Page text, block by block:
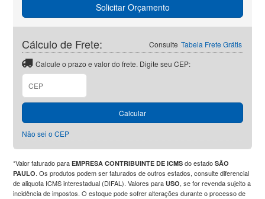
Solicitar Orçamento
Consulte Tabela Frete Grátis
Cálculo de Frete:
Calcule o prazo e valor do frete. Digite seu CEP:
CEP
Calcular
Não sei o CEP
*Valor faturado paraEMPRESA CONTRIBUINTE DE ICMS do estadoSÃO
PAULO. Os produtos podem ser faturados de outros estados, consulte diferencial
de aliquota ICMS interestadual (DIFAL). Valores paraUSO, se for revenda sujeito a
incidência de impostos. O estoque pode sofrer alterações durante o processo de